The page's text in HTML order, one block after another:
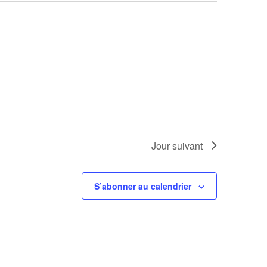
Jour suivant
S’abonner au calendrier